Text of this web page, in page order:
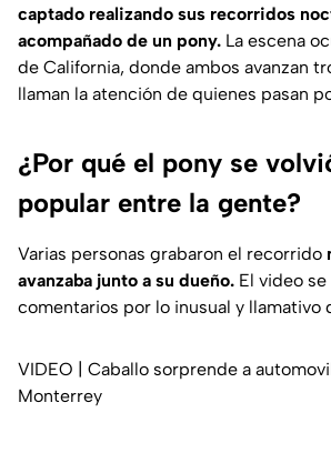
captado realizando sus recorridos
acompañado de un pony. La escena
de California, donde ambos avanzan
llaman la atención de quienes pasan
¿Por qué el pony se
popular entre la gente?
Varias personas grabaron el recorrido
avanzaba junto a su dueño. El video
comentarios por lo inusual y llamativo
VIDEO | Caballo sorprende a
Monterrey